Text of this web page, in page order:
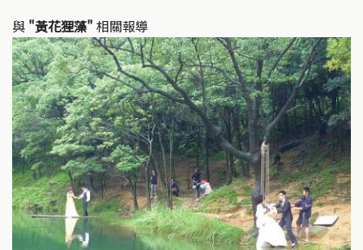
與 "黃花狸藻" 相關報導